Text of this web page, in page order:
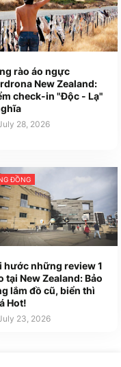
rào áo ngực
New Zealand:
check-in "Độc - Lạ"
28, 2026
ĐỒNG
hước những review 1
tại New Zealand: Bảo
lắm đồ cũ, biển thì
Hot!
23, 2026